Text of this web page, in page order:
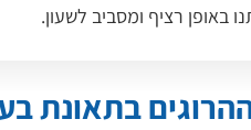
באופן רציף ומסביב לשעון.
בתאונת בענף